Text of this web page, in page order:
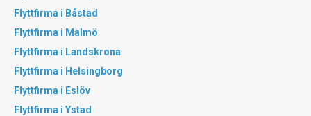
Flyttfirma i Båstad
Flyttfirma i Malmö
Flyttfirma i Landskrona
Flyttfirma i Helsingborg
Flyttfirma i Eslöv
Flyttfirma i Ystad